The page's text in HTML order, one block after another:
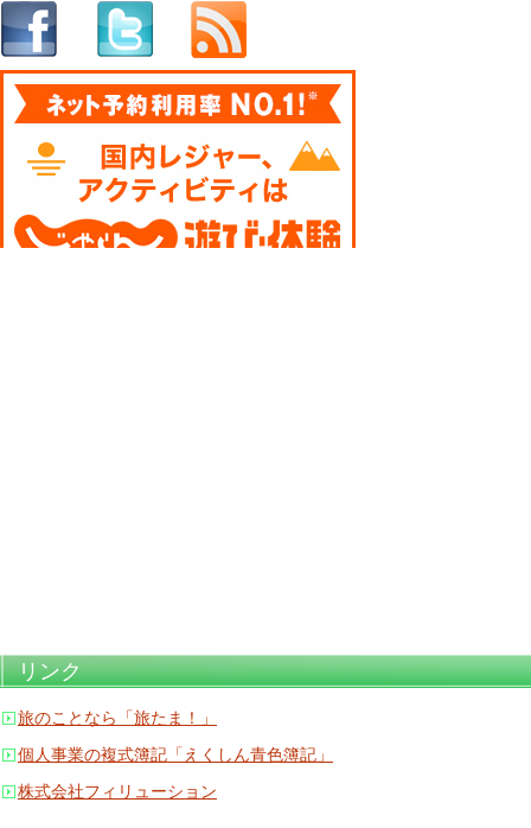
リンク
旅のことなら「旅たま！」
個人事業の複式簿記「えくしん青色簿記」
株式会社フィリューション